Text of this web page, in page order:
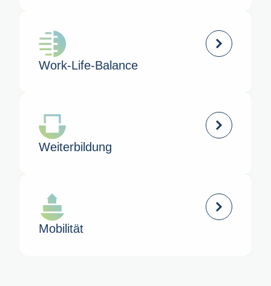
Work-Life-Balance
Weiter­bildung
Mobilität